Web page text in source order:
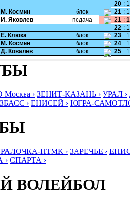
20 :
М. Космин блок 21 :
И. Яковлев подача 21 :
22 :
Е. Клюка блок 23 :
М. Космин блок 24 :
Д. Ковалев блок 25 :
› ЗЕНИТ-КАЗАНЬ › УРАЛ ›
› ЕНИСЕЙ › ЮГРА-
НТМК › ЗАРЕЧЬЕ ›
› СПАРТА ›
ВОЛЕЙБОЛ